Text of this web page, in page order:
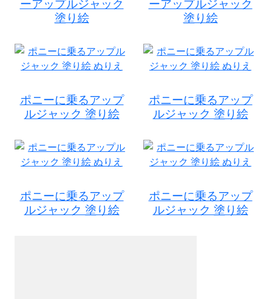
ーアップルジャック
塗り絵
ーアップルジャック
塗り絵
ポニーに乗るアップ
ルジャック 塗り絵
ポニーに乗るアップ
ルジャック 塗り絵
ポニーに乗るアップ
ルジャック 塗り絵
ポニーに乗るアップ
ルジャック 塗り絵